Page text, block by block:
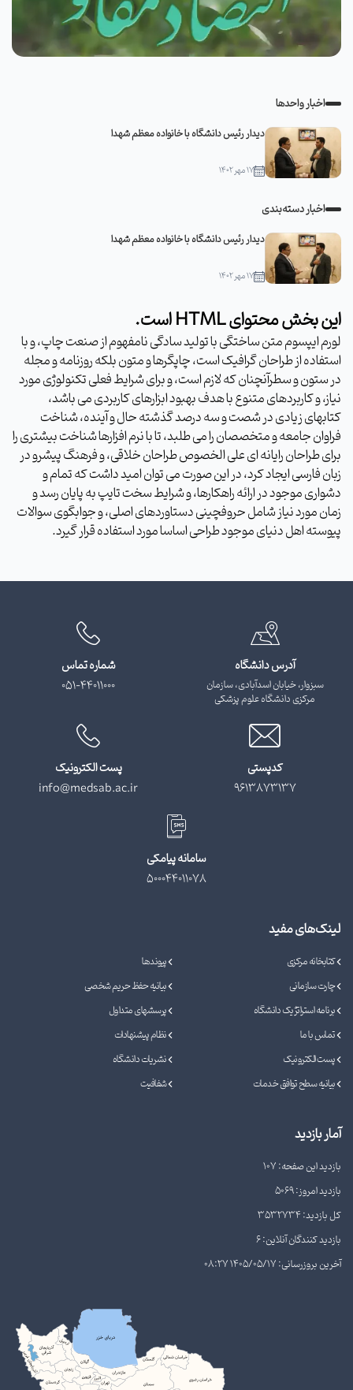
اخبار واحدها
دیدار رئیس دانشگاه با خانواده معظم شهدا
۱۷ مهر ۱۴۰۲
اخبار دسته‌بندی
دیدار رئیس دانشگاه با خانواده معظم شهدا
۱۷ مهر ۱۴۰۲
این بخش محتوای HTML است.
لورم ایپسوم متن ساختگی با تولید سادگی نامفهوم از صنعت چاپ، و با
استفاده از طراحان گرافیک است، چاپگرها و متون بلکه روزنامه و مجله
در ستون و سطرآنچنان که لازم است، و برای شرایط فعلی تکنولوژی مورد
نیاز، و کاربردهای متنوع با هدف بهبود ابزارهای کاربردی می باشد،
کتابهای زیادی در شصت و سه درصد گذشته حال و آینده، شناخت
فراوان جامعه و متخصصان را می طلبد، تا با نرم افزارها شناخت بیشتری را
برای طراحان رایانه ای علی الخصوص طراحان خلاقی، و فرهنگ پیشرو در
زبان فارسی ایجاد کرد، در این صورت می توان امید داشت که تمام و
دشواری موجود در ارائه راهکارها، و شرایط سخت تایپ به پایان رسد و
زمان مورد نیاز شامل حروفچینی دستاوردهای اصلی، و جوابگوی سوالات
پیوسته اهل دنیای موجود طراحی اساسا مورد استفاده قرار گیرد.
آدرس دانشگاه
سبزوار، خیابان اسدآبادی، سازمان
مرکزی دانشگاه علوم پزشکی
شماره تماس
051-44011000
کدپستی
9613873137
پست الکترونیک
info@medsab.ac.ir
سامانه پیامکی
500044011078
لینک‌های مفید
کتابخانه مرکزی
پیوندها
چارت سازمانی
بیانیه حفظ حریم شخصی
برنامه استراتژیک دانشگاه
پرسشهای متداول
تماس با ما
نظام پیشنهادات
پست الکترونیک
نشریات دانشگاه
بیانیه سطح توافق خدمات
شفافیت
آمار بازدید
بازدید این صفحه: 107
بازدید امروز: 5069
کل بازدید: 3532734
بازدید کنندگان آنلاین: 6
آخرین بروزرسانی: 1405/05/17 08:27